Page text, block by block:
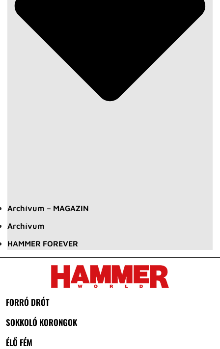
Archívum – MAGAZIN
Archívum
HAMMER FOREVER
FORRÓ DRÓT
SOKKOLÓ KORONGOK
ÉLŐ FÉM